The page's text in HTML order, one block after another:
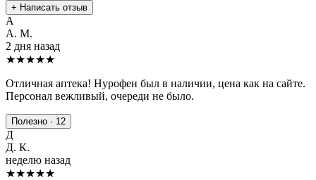
+ Написать отзыв
А
А. М.
2 дня назад
★★★★★
Отличная аптека! Нурофен был в наличии, цена как на сайте.
Персонал вежливый, очереди не было.
Полезно · 12
Д
Д. К.
неделю назад
★★★★★